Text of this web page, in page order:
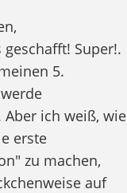
Super!.
5.
ich weiß, wie
erste
zu machen,
auf